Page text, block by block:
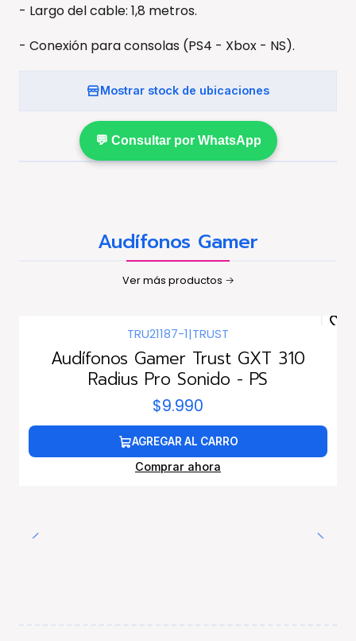
- Largo del cable: 1,8 metros.
- Conexión para consolas (PS4 - Xbox - NS).
Mostrar stock de ubicaciones
💬 Consultar por WhatsApp
Audífonos Gamer
Ver más productos
TRU21187-1|TRUST
Audífonos Gamer Trust GXT 310
Radius Pro Sonido - PS
$9.990
AGREGAR AL CARRO
Comprar ahora